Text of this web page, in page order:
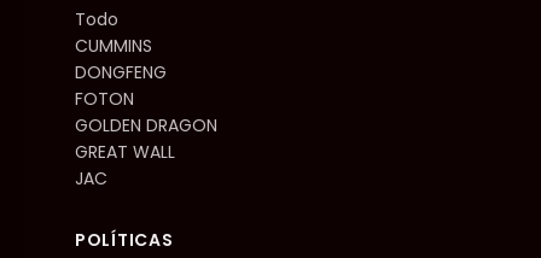
Todo
CUMMINS
DONGFENG
FOTON
GOLDEN DRAGON
GREAT WALL
JAC
POLÍTICAS